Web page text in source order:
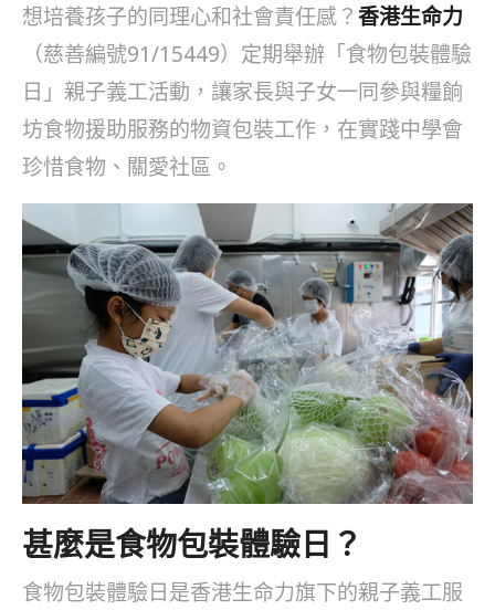
想培養孩子的同理心和社會責任感？香港生命力
（慈善編號91/15449）定期舉辦「食物包裝體驗
日」親子義工活動，讓家長與子女一同參與糧餉
坊食物援助服務的物資包裝工作，在實踐中學會
珍惜食物、關愛社區。
甚麼是食物包裝體驗日？
食物包裝體驗日是香港生命力旗下的親子義工服